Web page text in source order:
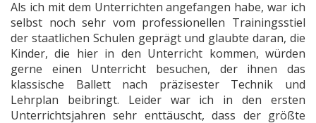
Als ich mit dem Unterrichten angefangen habe, war ich
selbst noch sehr vom professionellen Trainingsstiel
der staatlichen Schulen geprägt und glaubte daran, die
Kinder, die hier in den Unterricht kommen, würden
gerne einen Unterricht besuchen, der ihnen das
klassische Ballett nach präzisester Technik und
Lehrplan beibringt. Leider war ich in den ersten
Unterrichtsjahren sehr enttäuscht, dass der größte